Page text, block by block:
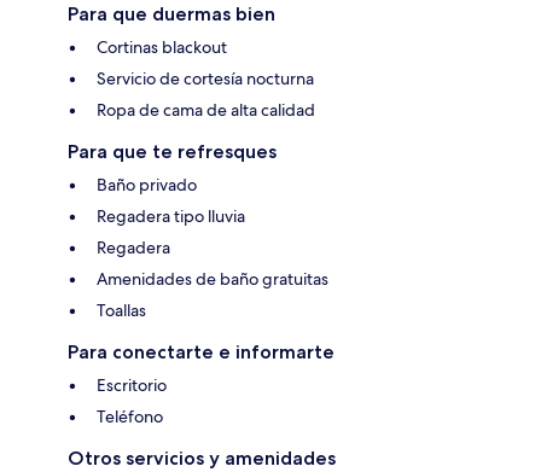
Para que duermas bien
Cortinas blackout
Servicio de cortesía nocturna
Ropa de cama de alta calidad
Para que te refresques
Baño privado
Regadera tipo lluvia
Regadera
Amenidades de baño gratuitas
Toallas
Para conectarte e informarte
Escritorio
Teléfono
Otros servicios y amenidades